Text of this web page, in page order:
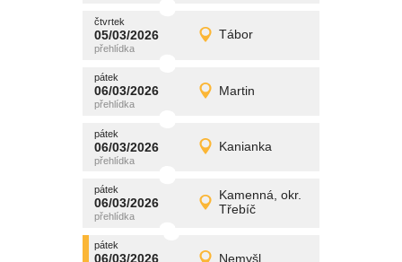
čtvrtek
05/03/2026 Tábor
čtvrtek
05/03/2026 Detail
promítání
pátek
06/03/2026 Martin
pátek
06/03/2026 Detail
promítání
pátek
06/03/2026 Kanianka
pátek
06/03/2026 Detail
promítání
pátek
06/03/2026
Kamenná, okr.
Třebíč
pátek
06/03/2026 Detail
promítání
pátek
06/03/2026 Nemyšl
promítání